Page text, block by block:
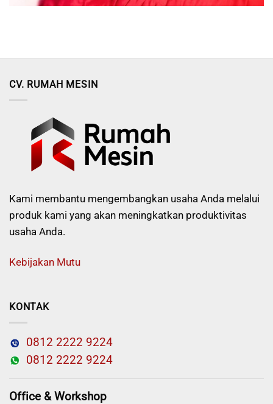
CV. RUMAH MESIN
Kami membantu mengembangkan usaha Anda melalui
produk kami yang akan meningkatkan produktivitas
usaha Anda.
Kebijakan Mutu
KONTAK
0812 2222 9224
0812 2222 9224
Office & Workshop